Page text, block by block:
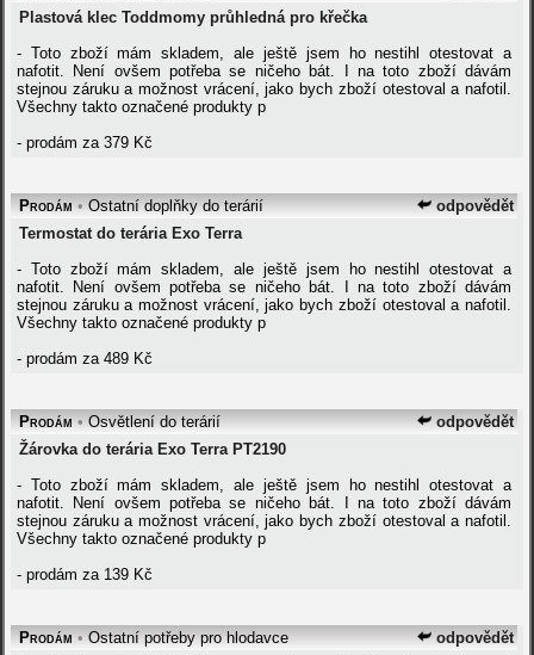
Plastová klec Toddmomy průhledná pro křečka
- Toto zboží mám skladem, ale ještě jsem ho nestihl otestovat a
nafotit. Není ovšem potřeba se ničeho bát. I na toto zboží dávám
stejnou záruku a možnost vrácení, jako bych zboží otestoval a nafotil.
Všechny takto označené produkty p
- prodám za 379 Kč
odpovědět
Prodám •Ostatní doplňky do terárií
Termostat do terária Exo Terra
- Toto zboží mám skladem, ale ještě jsem ho nestihl otestovat a
nafotit. Není ovšem potřeba se ničeho bát. I na toto zboží dávám
stejnou záruku a možnost vrácení, jako bych zboží otestoval a nafotil.
Všechny takto označené produkty p
- prodám za 489 Kč
odpovědět
Prodám •Osvětlení do terárií
Žárovka do terária Exo Terra PT2190
- Toto zboží mám skladem, ale ještě jsem ho nestihl otestovat a
nafotit. Není ovšem potřeba se ničeho bát. I na toto zboží dávám
stejnou záruku a možnost vrácení, jako bych zboží otestoval a nafotil.
Všechny takto označené produkty p
- prodám za 139 Kč
odpovědět
Prodám •Ostatní potřeby pro hlodavce